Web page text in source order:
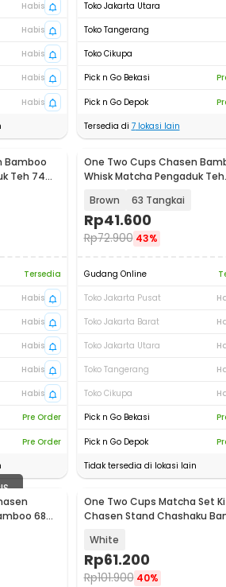
Habis
Habis
Habis
Habis
Habis
Toko Jakarta Utara
Toko Tangerang
Toko Cikupa
Pick n Go Bekasi
Pick n Go Depok
Tersedia di 7lokasi lain
Bamboo
Teh 74
Tersedia
Habis
Habis
Habis
Habis
Habis
Pre Order
Pre Order
One Two Cups Chasen
Whisk Matcha Pengaduk Teh
Brown 63 Tangkai
Rp41.600
Rp72.900 43%
Gudang Online
Toko Jakarta Pusat
Toko Jakarta Barat
Toko Jakarta Utara
Toko Tangerang
Toko Cikupa
Pick n Go Bekasi
Pick n Go Depok
Tidak tersedia di lokasi lain
68
One Two Cups Matcha Set
Chasen Stand Chashaku
White
Rp61.200
Rp101.900 40%